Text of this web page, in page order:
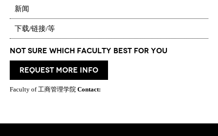
新闻
下载/链接/等
Not Sure which Faculty best for you
request more info
Faculty of 工商管理学院 Contact: